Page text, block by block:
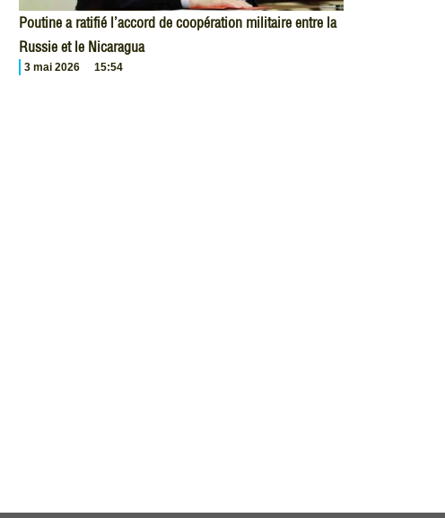
Poutine a ratifié l’accord de coopération militaire entre la
Russie et le Nicaragua
3 mai 2026 15:54